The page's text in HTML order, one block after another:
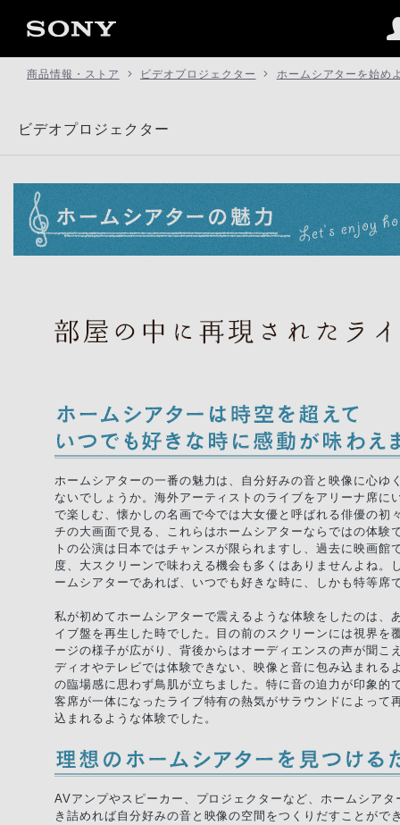
商品情報・ストア ビデオプロジェクター ホームシアターを始め
ビデオプロジェクター
ホームシアターの一番の魅力は、自分好みの音と映像に心ゆ
ないでしょうか。海外アーティストのライブをアリーナ席に
で楽しむ、懐かしの名画で今では大女優と呼ばれる俳優の初
チの大画面で見る、これらはホームシアターならではの体験
トの公演は日本ではチャンスが限られますし、過去に映画館
度、大スクリーンで味わえる機会も多くはありませんよね。
ームシアターであれば、いつでも好きな時に、しかも特等席
私が初めてホームシアターで震えるような体験をしたのは、
イブ盤を再生した時でした。目の前のスクリーンには視界を
ージの様子が広がり、背後からはオーディエンスの声が聞こ
ディオやテレビでは体験できない、映像と音に包み込まれる
の臨場感に思わず鳥肌が立ちました。特に音の迫力が印象的
客席が一体になったライブ特有の熱気がサラウンドによって
込まれるような体験でした。
AVアンプやスピーカー、プロジェクターなど、ホームシア
き詰めれば自分好みの音と映像の空間をつくりだすことが